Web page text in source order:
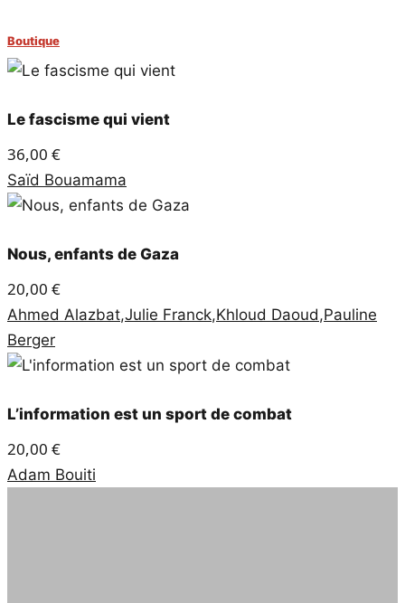
Boutique
Le fascisme qui vient
36,00 €
Saïd Bouamama
Nous, enfants de Gaza
20,00 €
Ahmed Alazbat,Julie Franck,Khloud Daoud,Pauline
Berger
L’information est un sport de combat
20,00 €
Adam Bouiti